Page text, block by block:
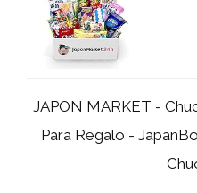
JAPON MARKET -
Para Regalo -